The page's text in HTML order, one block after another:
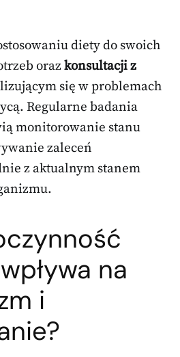
diety do swoich
orazkonsultacji z
się w problemach
Regularne badania
monitorowanie stanu
zaleceń
z aktualnym stanem
na
i